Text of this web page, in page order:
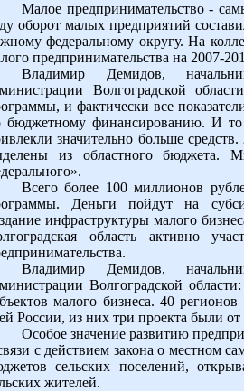
Малое предпринимательство -
оборот малых предприятий
федеральному округу. На
предпринимательства на 2007-
Владимир Демидов,
Волгоградской
и фактически все
бюджетному финансированию. И
значительно больше
из областного бюджета.
Всего более 100 миллионов
Деньги пойдут на
инфраструктуры малого
область активно
Владимир Демидов,
Волгоградской
малого бизнеса. 40
России, из них три проекта были
Особое значение развитию
с действием закона о местном
сельских поселений,
жителей.